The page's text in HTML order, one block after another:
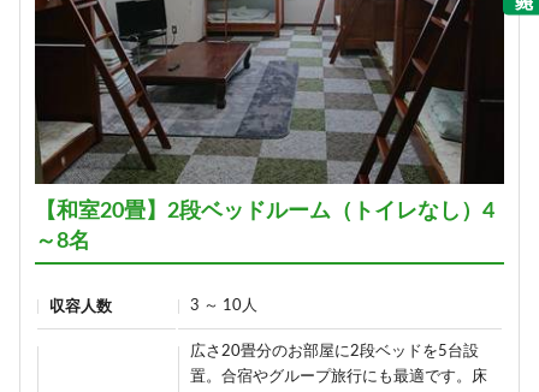
【和室20畳】2段ベッドルーム（トイレなし）4
～8名
収容人数 3 ～ 10人
広さ20畳分のお部屋に2段ベッドを5台設
置。合宿やグループ旅行にも最適です。床